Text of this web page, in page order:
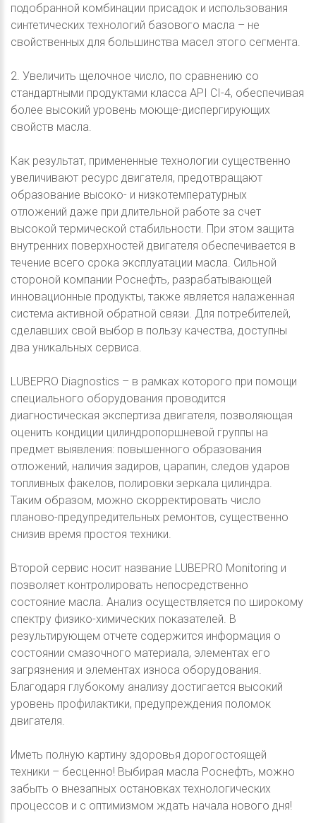
подобранной комбинации присадок и использования
синтетических технологий базового масла – не
свойственных для большинства масел этого сегмента.
2. Увеличить щелочное число, по сравнению со
стандартными продуктами класса API CI-4, обеспечивая
более высокий уровень моюще-диспергирующих
свойств масла.
Как результат, примененные технологии существенно
увеличивают ресурс двигателя, предотвращают
образование высоко- и низкотемпературных
отложений даже при длительной работе за счет
высокой термической стабильности. При этом защита
внутренних поверхностей двигателя обеспечивается в
течение всего срока эксплуатации масла. Сильной
стороной компании Роснефть, разрабатывающей
инновационные продукты, также является налаженная
система активной обратной связи. Для потребителей,
сделавших свой выбор в пользу качества, доступны
два уникальных сервиса.
LUBEPRO Diagnostics – в рамках которого при помощи
специального оборудования проводится
диагностическая экспертиза двигателя, позволяющая
оценить кондиции цилиндропоршневой группы на
предмет выявления: повышенного образования
отложений, наличия задиров, царапин, следов ударов
топливных факелов, полировки зеркала цилиндра.
Таким образом, можно скорректировать число
планово-предупредительных ремонтов, существенно
снизив время простоя техники.
Второй сервис носит название LUBEPRO Monitoring и
позволяет контролировать непосредственно
состояние масла. Анализ осуществляется по широкому
спектру физико-химических показателей. В
результирующем отчете содержится информация о
состоянии смазочного материала, элементах его
загрязнения и элементах износа оборудования.
Благодаря глубокому анализу достигается высокий
уровень профилактики, предупреждения поломок
двигателя.
Иметь полную картину здоровья дорогостоящей
техники – бесценно! Выбирая масла Роснефть, можно
забыть о внезапных остановках технологических
процессов и с оптимизмом ждать начала нового дня!